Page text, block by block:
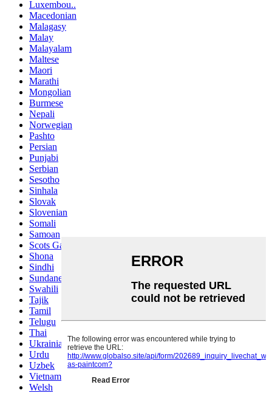
Luxembou..
Macedonian
Malagasy
Malay
Malayalam
Maltese
Maori
Marathi
Mongolian
Burmese
Nepali
Norwegian
Pashto
Persian
Punjabi
Serbian
Sesotho
Sinhala
Slovak
Slovenian
Somali
Samoan
Scots Gaelic
Shona
Sindhi
Sundanese
Swahili
Tajik
Tamil
Telugu
Thai
Ukrainian
Urdu
Uzbek
Vietnamese
Welsh